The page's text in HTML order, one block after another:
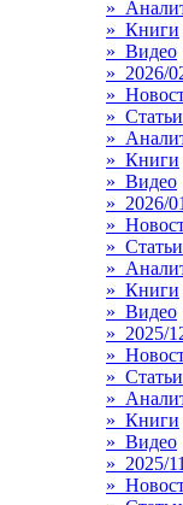
»
» Книги
» Видео
» 2026/
»
» Статьи
»
» Книги
» Видео
» 2026/01
»
» Статьи
»
» Книги
» Видео
» 2025/
»
» Статьи
»
» Книги
» Видео
» 2025/11
»